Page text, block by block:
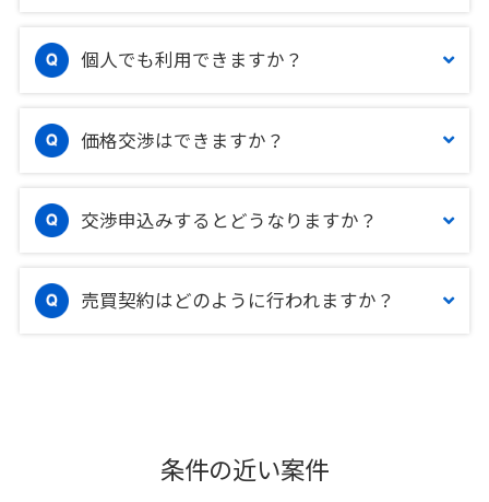
個人でも利用できますか？
価格交渉はできますか？
交渉申込みするとどうなりますか？
売買契約はどのように行われますか？
条件の近い案件